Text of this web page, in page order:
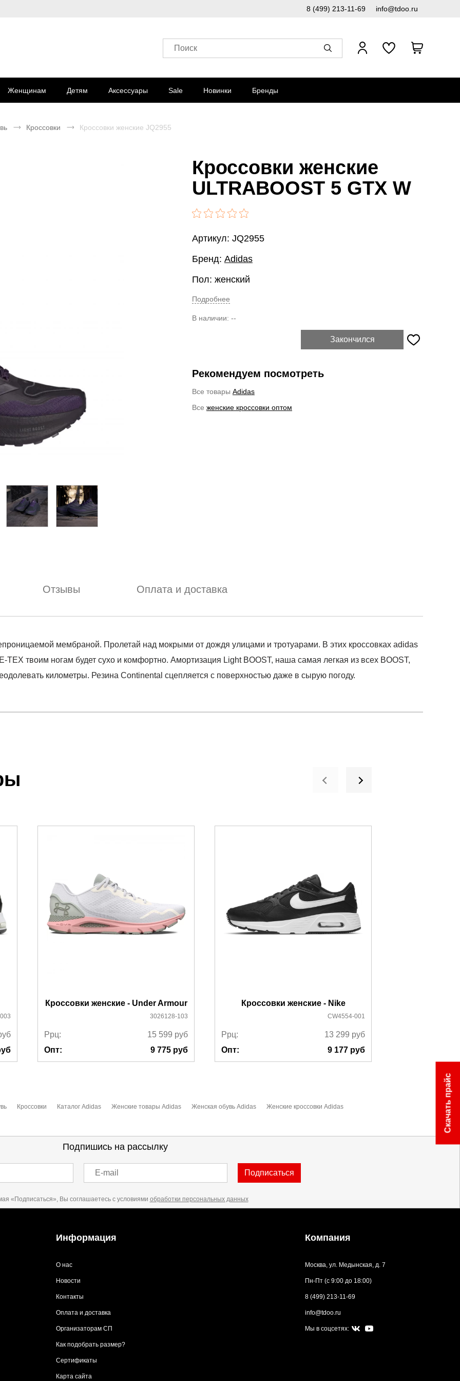
8 (499) 213-11-69 info@tdoo.ru
Поиск
Женщинам Детям Аксессуары Sale Новинки Бренды
Кроссовки Кроссовки женские JQ2955
Кроссовки женские
ULTRABOOST 5 GTX W
Артикул: JQ2955
Бренд: Adidas
Пол: женский
Подробнее
В наличии: --
Закончился
Рекомендуем посмотреть
Все товары Adidas
Все женские кроссовки оптом
Отзывы Оплата и доставка
мембраной. Пролетай над мокрыми от дождя улицами и тротуарами. В этих кроссовках adidas
твоим ногам будет сухо и комфортно. Амортизация Light BOOST, наша самая легкая из всех BOOST,
километры. Резина Continental сцепляется с поверхностью даже в сырую погоду.
счета менеджером.
который высылает менеджер.
ознакомиться здесь
Кроссовки женские - Under Armour
3026128-103
Ррц: 15 599 руб
Опт:
9 775 руб
Кроссовки женские - Nike
CW4554-001
Ррц: 13 299 руб
Опт:
9 177 руб
Кроссовки Каталог Adidas Женские товары Adidas Женская обувь Adidas Женские кроссовки Adidas
Подпишись на рассылку
E-mail Подписаться
«Подписаться», Вы соглашаетесь с условиями обработки персональных данных
Информация
О нас
Новости
Контакты
Оплата и доставка
Организаторам СП
Как подобрать размер?
Сертификаты
Карта сайта
Компания
Москва, ул. Медынская, д. 7
Пн-Пт (с 9:00 до 18:00)
8 (499) 213-11-69
info@tdoo.ru
Мы в соцсетях:
Скачать прайс